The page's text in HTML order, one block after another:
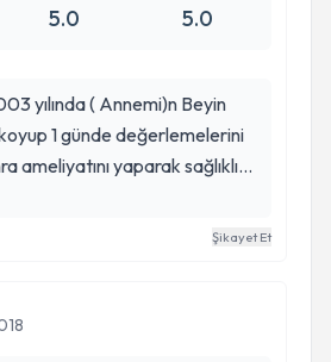
5.0 5.0
yılında ( Annemi)n Beyin
1 günde değerlemelerini
ameliyatını yaparak sağlıklı
Aynı zamanda bizlerede
her gün güne başlarken iyi ki
Şikayet Et